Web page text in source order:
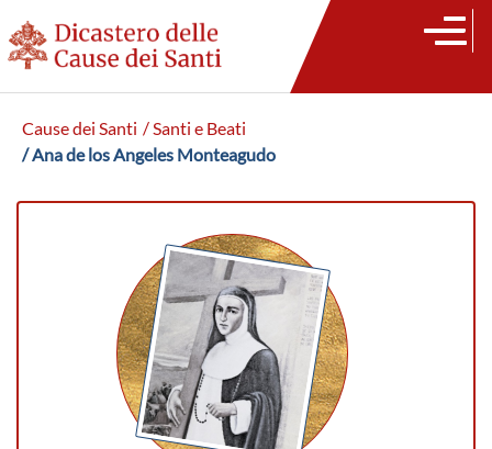
Cause dei Santi / Santi e Beati
/ Ana de los Angeles Monteagudo